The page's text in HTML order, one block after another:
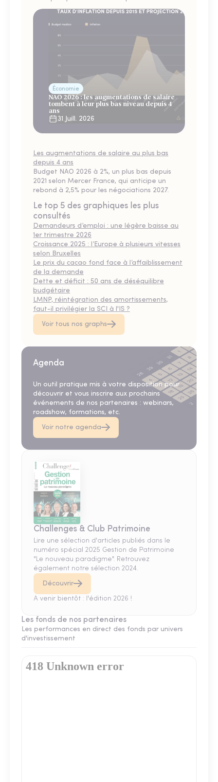
Économie
NAO 2026 : les augmentations de salaire
tombent à leur plus bas niveau depuis 4
ans
31 Juill. 2026
Les augmentations de salaire au plus bas
depuis 4 ans
Budget NAO 2026 à 2%, un plus bas depuis
2021 selon Mercer France, qui anticipe un
rebond à 2,5% pour les négociations 2027.
Le top 5 des graphiques les plus
consultés
Demandeurs d’emploi : une légère baisse au
1er trimestre 2026
Croissance 2025 : l’Europe à plusieurs vitesses
selon Bruxelles
Le prix du cacao fond face à l’affaiblissement
de la demande
Dette et déficit : 50 ans de déséquilibre
budgétaire
LMNP, réintégration des amortissements,
faut-il privilégier la SCI à l'IS ?
Voir tous nos graphs
Agenda
Un outil pratique mis à votre disposition pour
découvrir et vous inscrire aux prochains
événements de nos partenaires : webinars,
roadshow, formations, etc.
Voir notre agenda
Challenges & Club Patrimoine
Lire une sélection d'articles publiés dans le
numéro spécial 2025 Gestion de Patrimoine
"Le nouveau paradigme". Retrouvez
également notre sélection 2024.
Découvrir
A venir bientôt : l'édition 2026 !
Les fonds de nos partenaires
Les performances en direct des fonds par univers
d'investissement